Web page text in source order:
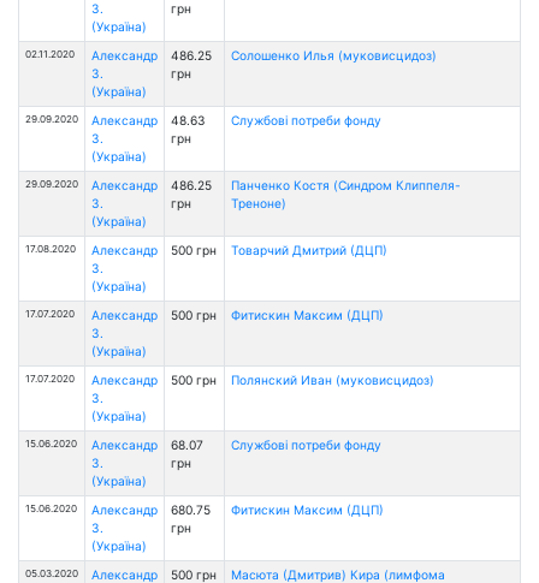
З.
(Україна)
грн
02.11.2020
Александр
З.
(Україна)
486.25
грн
Солошенко Илья (муковисцидоз)
29.09.2020
Александр
З.
(Україна)
48.63
грн
Службові потреби фонду
29.09.2020
Александр
З.
(Україна)
486.25
грн
Панченко Костя (Cиндром Клиппеля-
Треноне)
17.08.2020
Александр
З.
(Україна)
500 грн Товарчий Дмитрий (ДЦП)
17.07.2020
Александр
З.
(Україна)
500 грн Фитискин Максим (ДЦП)
17.07.2020
Александр
З.
(Україна)
500 грн Полянский Иван (муковисцидоз)
15.06.2020
Александр
З.
(Україна)
68.07
грн
Службові потреби фонду
15.06.2020
Александр
З.
(Україна)
680.75
грн
Фитискин Максим (ДЦП)
05.03.2020
Александр
500 грн
Масюта (Дмитрив) Кира (лимфома